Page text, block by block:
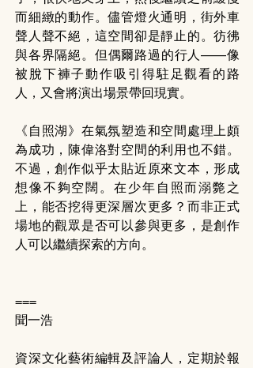
而細緻的動作。儘管燈火通明，街外車
聲人聲不絕，這空間卻是靜止的。彷彿
與各界隔絕。但偶爾路過的行人——像
被脫下褲子動作吸引得駐足觀看的路
人，又會將演出場景帶回現實。
《自照湖》在氣氛塑造和空間處理上頗
為成功，陳偉洛對空間的利用也不錯。
不過，創作似乎太貼近原來文本，形成
想像不夠空闊。在少年自照而溺斃之
上，能否挖得更深層次更多？而非正式
場地的觀眾是否可以參與更多，是創作
人可以繼續探索的方向。
===
聞一浩
資深文化藝術編輯及評論人，定期於報